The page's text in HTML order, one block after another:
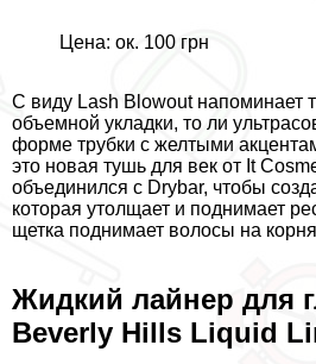
Цена: ок. 100 грн
С виду Lash Blowout напоминает
объемной укладки, то ли
форме трубки с желтыми
это новая тушь для век от It
объединился с Drybar, чтобы
которая утолщает и поднимает
щетка поднимает волосы на
Жидкий лайнер для
Beverly Hills Liquid